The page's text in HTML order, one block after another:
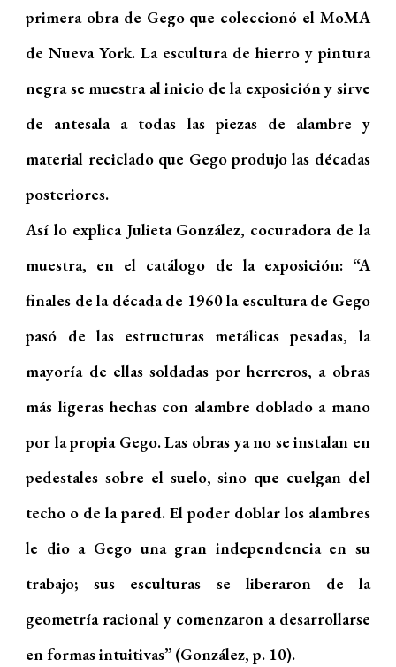
primera obra de Gego que coleccionó el MoMA
de Nueva York. La escultura de hierro y pintura
negra se muestra al inicio de la exposición y sirve
de antesala a todas las piezas de alambre y
material reciclado que Gego produjo las décadas
posteriores.
Así lo explica Julieta González, cocuradora de la
muestra, en el catálogo de la exposición: “A
finales de la década de 1960 la escultura de Gego
pasó de las estructuras metálicas pesadas, la
mayoría de ellas soldadas por herreros, a obras
más ligeras hechas con alambre doblado a mano
por la propia Gego. Las obras ya no se instalan en
pedestales sobre el suelo, sino que cuelgan del
techo o de la pared. El poder doblar los alambres
le dio a Gego una gran independencia en su
trabajo; sus esculturas se liberaron de la
geometría racional y comenzaron a desarrollarse
en formas intuitivas” (González, p. 10).